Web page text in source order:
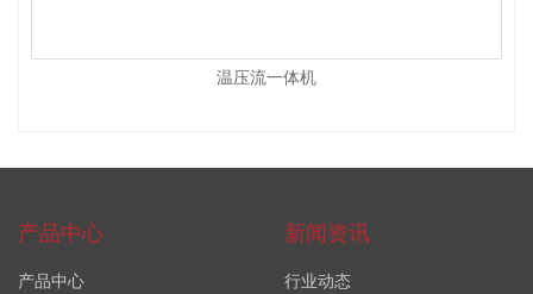
温压流一体机
产品中心
产品中心
新闻资讯
行业动态